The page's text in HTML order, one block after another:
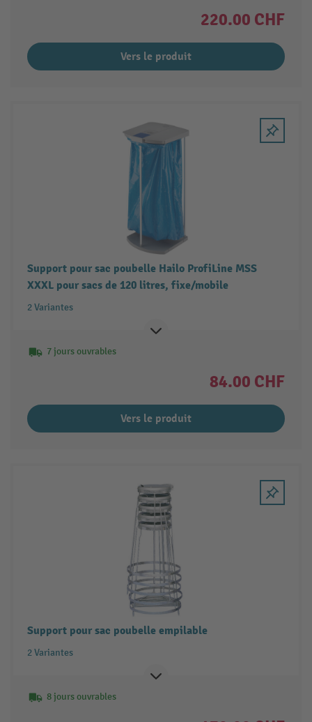
220.00 CHF
Vers le produit
Support pour sac poubelle Hailo ProfiLine MSS
XXXL pour sacs de 120 litres, fixe/mobile
2 Variantes
7 jours ouvrables
84.00 CHF
Vers le produit
Support pour sac poubelle empilable
2 Variantes
8 jours ouvrables